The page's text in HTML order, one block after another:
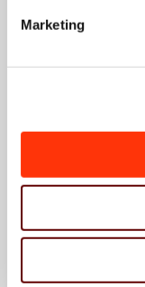
Marketing